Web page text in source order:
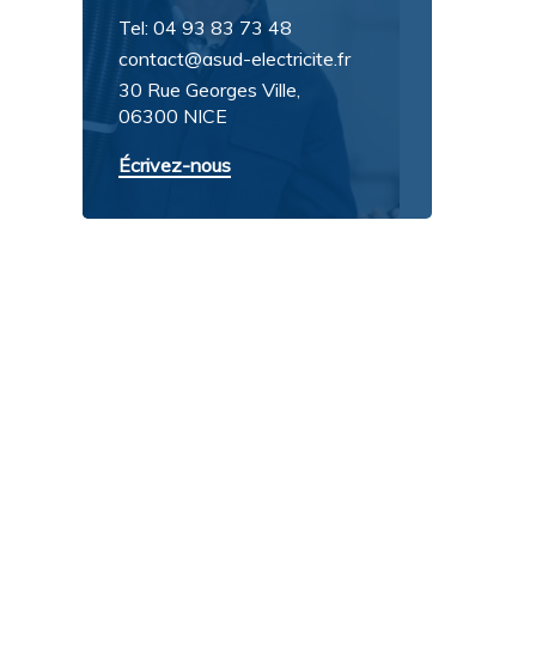
Tel: 04 93 83 73 48
contact@asud-electricite.fr
30 Rue Georges Ville,
06300 NICE
Écrivez-nous